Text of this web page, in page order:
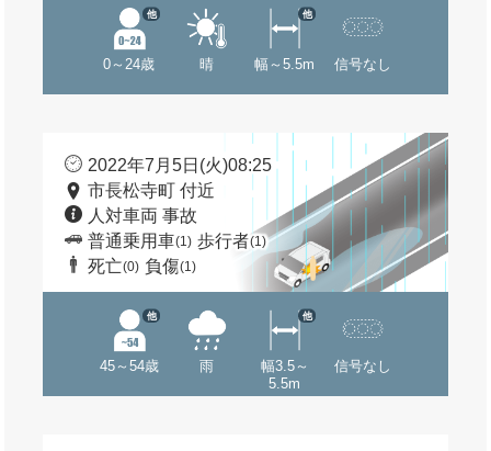
0～24歳
他
晴 幅～5.5m
他
信号なし
2022年7月5日(火)08:25
市長松寺町 付近
人対車両 事故
普通乗用車(1) 歩行者(1)
死亡(0) 負傷(1)
45～54歳
他
雨
幅3.5～
5.5m
他
信号なし